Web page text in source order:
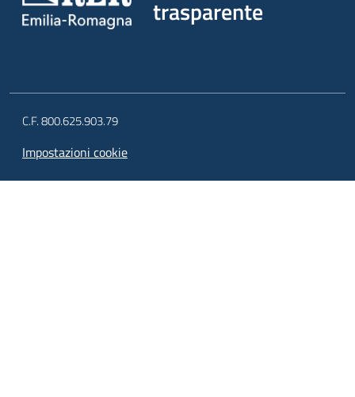
trasparente
C.F. 800.625.903.79
Impostazioni cookie